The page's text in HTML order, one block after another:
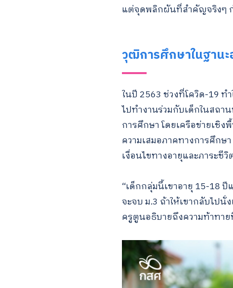
แต่จุดพลิกผันที่สำคัญจริงๆ ก
วุฒิการศึกษาในฐาน
ในปี 2563 ช่วงที่โควิด-19
ไปทำงานร่วมกับเด็กในสถ
การศึกษา โดยเครือข่ายเชิ
ความเสมอภาคทางการศึก
เงื่อนไขทางอายุและภาระชีวิ
“เด็กกลุ่มนี้เขาอายุ 15-18
จะจบ ม.3 ถ้าให้เขากลับไป
ครูตูนอธิบายถึงความท้าทา